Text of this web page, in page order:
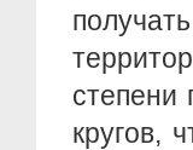
степени
кругов,